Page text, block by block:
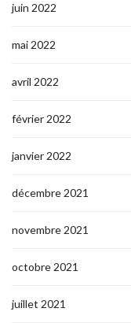
juin 2022
mai 2022
avril 2022
février 2022
janvier 2022
décembre 2021
novembre 2021
octobre 2021
juillet 2021